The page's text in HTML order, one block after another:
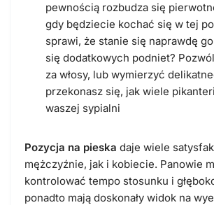
pewnością rozbudza się
gdy będziecie kochać się w tej
sprawi, że stanie się naprawdę
się dodatkowych podniet?
za włosy, lub wymierzyć
przekonasz się, jak wiele
waszej sypialni
Pozycja na pieska daje wiele
mężczyźnie, jak i kobiecie. Panowie
kontrolować tempo stosunku i
ponadto mają doskonały widok na